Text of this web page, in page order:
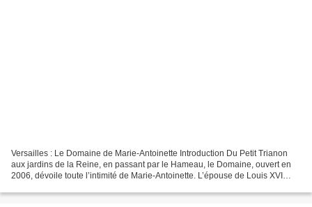
Versailles : Le Domaine de Marie-Antoinette Introduction Du Petit Trianon
aux jardins de la Reine, en passant par le Hameau, le Domaine, ouvert en
2006, dévoile toute l’intimité de Marie-Antoinette. L’épouse de Louis XVI